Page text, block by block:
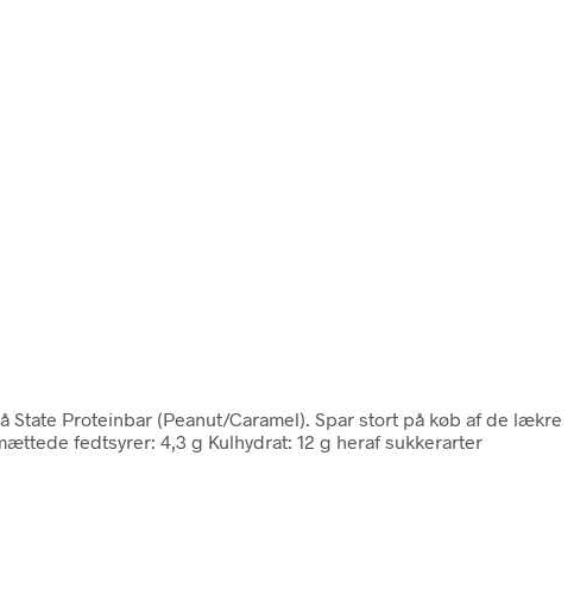
State Proteinbar (Peanut/Caramel). Spar stort på køb af de lækre
fedtsyrer: 4,3 g Kulhydrat: 12 g heraf sukkerarter